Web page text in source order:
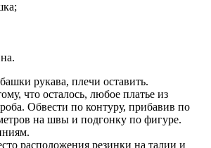
рукава, плечи оставить.
что осталось, любое платье из
Обвести по контуру, прибавив по
на швы и подгонку по фигуре.
расположения резинки на талии и